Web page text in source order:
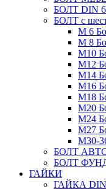
БОЛТ DIN
БОЛТ с
М 6
М 8
М10
М12
М14
М16
М18
М20
М24
М27
М30-
БОЛТ
БОЛТ
ГАЙКИ
ГАЙКА